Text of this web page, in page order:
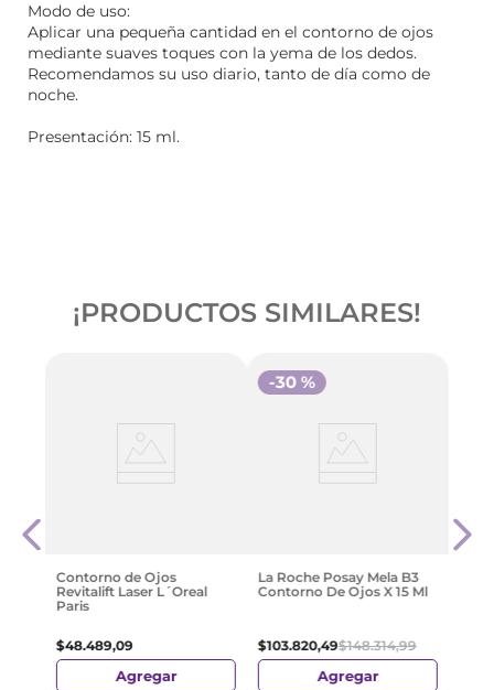
Modo de uso:
Aplicar una pequeña cantidad en el contorno de ojos
mediante suaves toques con la yema de los dedos.
Recomendamos su uso diario, tanto de día como de
noche.
Presentación: 15 ml.
¡PRODUCTOS SIMILARES!
Contorno de Ojos
Revitalift Laser L´Oreal
Paris
$48.489,09
Agregar
La Roche Posay Mela B3
Contorno De Ojos X 15 Ml
$103.820,49$148.314,99
-30 %
Agregar
X 14